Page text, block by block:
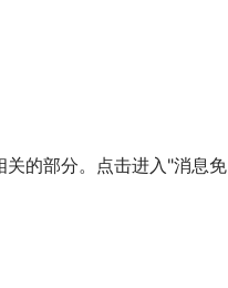
的部分。点击进入"消息免